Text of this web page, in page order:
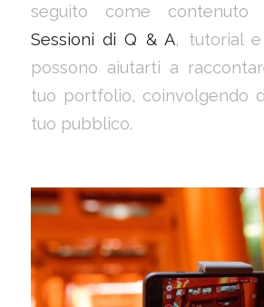
seguito come contenuto
Sessioni di Q & A, tutorial
possono aiutarti a
tuo portfolio, coinvolgendo
tuo pubblico.